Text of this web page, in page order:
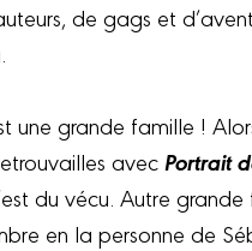
de gags et
une grande famille !
avecPortrait
du vécu. Autre
en la personne de